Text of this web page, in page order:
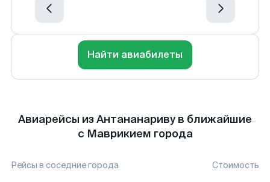
Найти авиабилеты
Авиарейсы из Антананариву в ближайшие
с Маврикием города
Рейсы в соседние города Стоимость